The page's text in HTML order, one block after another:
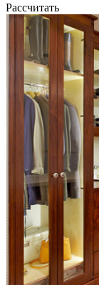
Рассчитать